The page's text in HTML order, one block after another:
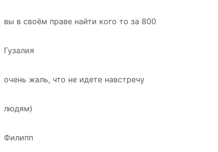
вы в своём праве найти кого то за 800
Гузалия
очень жаль, что не идете навстречу
людям)
Филипп